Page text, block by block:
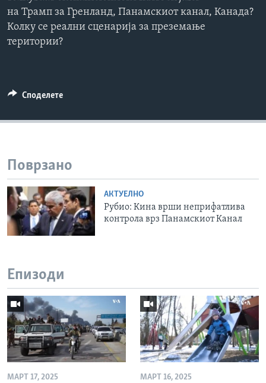
240p 480p
480p
на Трамп за Гренланд, Панамскиот канал, Канада?
Колку се реални сценарија за преземање
територии?
Споделете
Поврзано
АКТУЕЛНО
Рубио: Кина врши неприфатлива
контрола врз Панамскиот Канал
Епизоди
МАРТ 17, 2025 МАРТ 16, 2025